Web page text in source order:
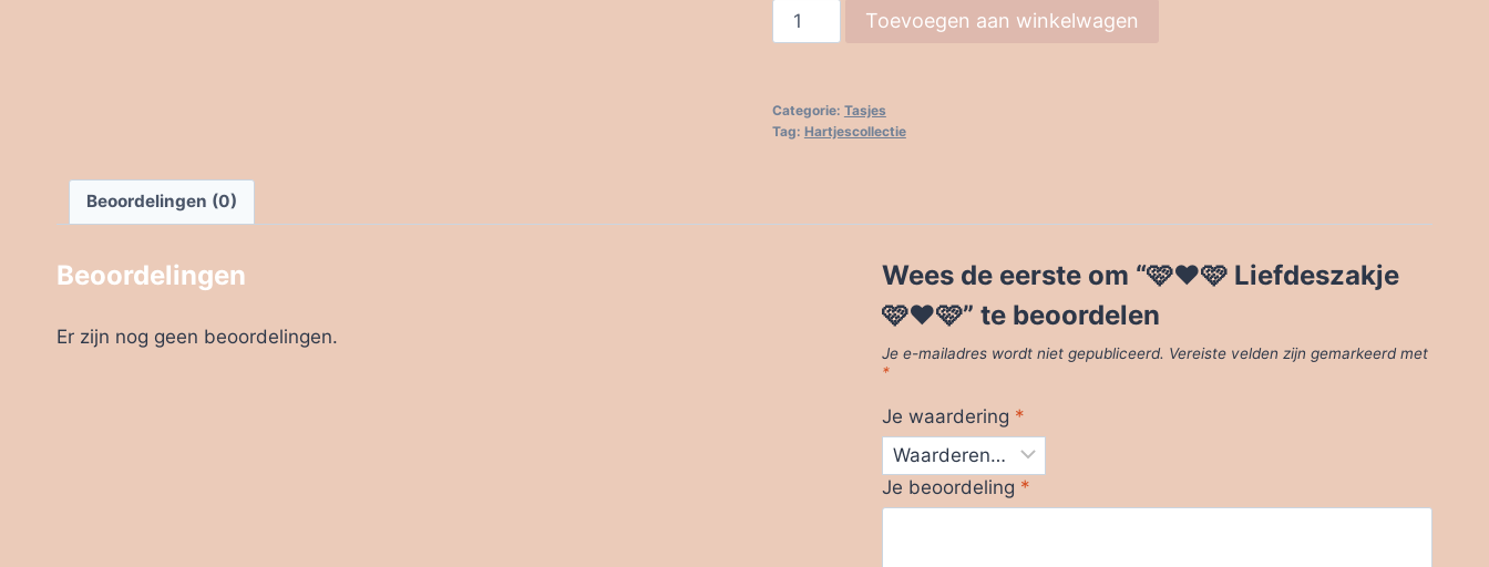
❤️
Liefdeszakje
🩷
aantal
Toevoegen aan winkelwagen
Categorie: Tasjes
Tag: Hartjescollectie
Beoordelingen (0)
Beoordelingen
Er zijn nog geen beoordelingen.
Wees de eerste om “🩷❤️🩷 Liefdeszakje
🩷❤️🩷” te beoordelen
Je e-mailadres wordt niet gepubliceerd. Vereiste velden zijn gemarkeerd met
*
Je waardering *
Je beoordeling *